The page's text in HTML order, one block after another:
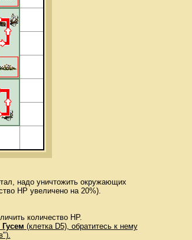
надо уничтожить окружающих
HP увеличено на 20%).
количество HP.
(клетка D5), обратитесь к нему